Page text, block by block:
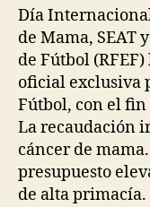
Día
de Mama, SEAT
de Fútbol
oficial exclusiva
Fútbol, con el
La recaudación
cáncer de
presupuesto
de alta primacía.